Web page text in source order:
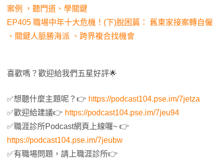
案例 ，聽門道、學關鍵
EP405 職場中年十大危機！(下)脫困篇： 舊東家接案轉自僱
、關鍵人脈勝海派 、跨界複合找機會
喜歡嗎？歡迎給我們五星好評🌟
✅想聽什麼主題呢？👉 https://podcast104.pse.im/7jetza
✅歡迎給建議👉 https://podcast104.pse.im/7jeu94
✅職涯診所Podcast網頁上線囉~ 👉
https://podcast104.pse.im/7jeubw
✅有職場問題，請上職涯診所👉